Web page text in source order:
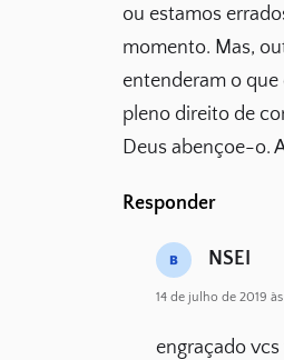
ou estamos
momento. Mas,
entenderam o que
pleno direito de
Deus abençoe-o.
Responder
NSEI
14 de julho de 2019
engraçado